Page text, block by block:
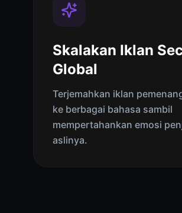
Skalakan Iklan
Global
Terjemahkan iklan
ke berbagai bahasa sambil
mempertahankan emosi
aslinya.